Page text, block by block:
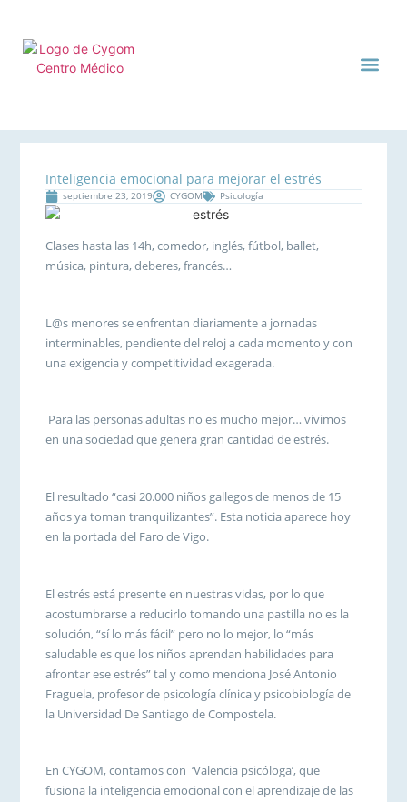
Inteligencia emocional para mejorar el estrés
septiembre 23, 2019 CYGOM Psicología
Clases hasta las 14h, comedor, inglés, fútbol, ballet,
música, pintura, deberes, francés…
L@s menores se enfrentan diariamente a jornadas
interminables, pendiente del reloj a cada momento y con
una exigencia y competitividad exagerada.
Para las personas adultas no es mucho mejor… vivimos
en una sociedad que genera gran cantidad de estrés.
El resultado “casi 20.000 niños gallegos de menos de 15
años ya toman tranquilizantes”. Esta noticia aparece hoy
en la portada del Faro de Vigo.
El estrés está presente en nuestras vidas, por lo que
acostumbrarse a reducirlo tomando una pastilla no es la
solución, “sí lo más fácil” pero no lo mejor, lo “más
saludable es que los niños aprendan habilidades para
afrontar ese estrés” tal y como menciona José Antonio
Fraguela, profesor de psicología clínica y psicobiología de
la Universidad De Santiago de Compostela.
En CYGOM, contamos con ‘Valencia psicóloga’, que
fusiona la inteligencia emocional con el aprendizaje de las